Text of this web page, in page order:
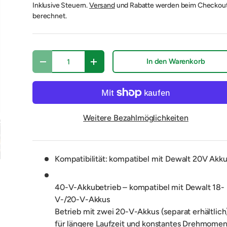
laden
Bild 5 in Galerieansicht laden
Bild 6 in Galerieansicht laden
Bild 7 in Galerieansicht laden
Bild 8 in Bild 9
Inklusive Steuern.Versandund Rabatte werden beim
berechnet.
Anzahl
- + In den Warenkorb
Weitere Bezahlmöglichkeiten
Kompatibilität: kompatibel mit Dewalt 20V Akku
40-V-Akkubetrieb – kompatibel mit Dewalt 18-
V-/20-V-Akkus
Betrieb mit zwei 20-V-Akkus (separat
für längere Laufzeit und konstantes